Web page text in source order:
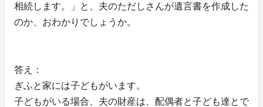
相続します。」と、夫のただしさんが遺言書を作成した
のか、おわかりでしょうか。
答え：
ぎふと家には子どもがいます。
子どもがいる場合、夫の財産は、配偶者と子ども達とで